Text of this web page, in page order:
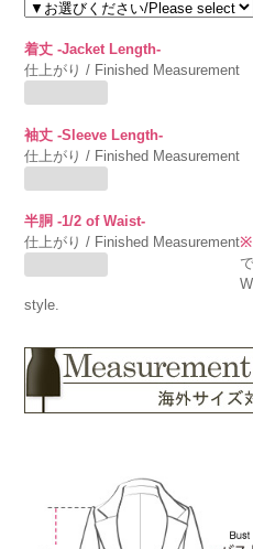
着丈 -Jacket Length-
仕上がり / Finished Measurement
袖丈 -Sleeve Length-
仕上がり / Finished Measurement
半胴 -1/2 of Waist-
仕上がり / Finished Measurement※
style.